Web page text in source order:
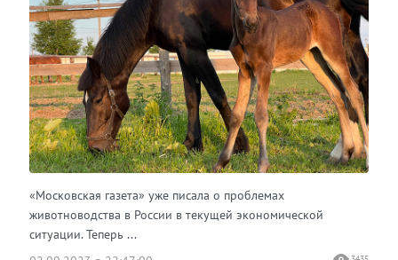
«Московская газета» уже писала о проблемах
животноводства в России в текущей экономической
ситуации. Теперь ...